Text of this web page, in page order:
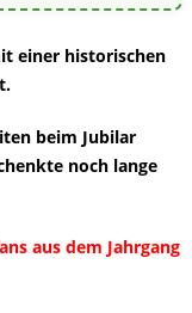
einer historischen
beim Jubilar
noch lange
aus dem Jahrgang